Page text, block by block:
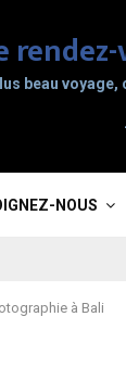
beau voyage,
NOUS
à Bali